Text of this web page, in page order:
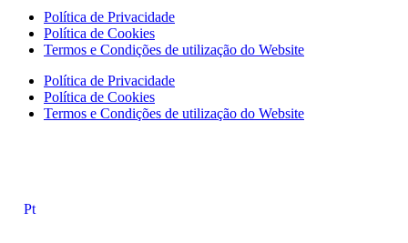
Política de Privacidade
Política de Cookies
Termos e Condições de utilização do Website
Política de Privacidade
Política de Cookies
Termos e Condições de utilização do Website
Pt